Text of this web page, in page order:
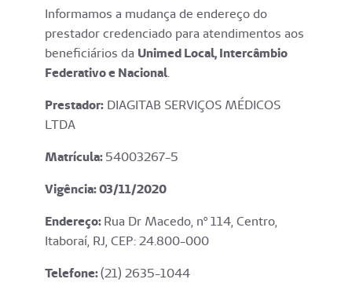
Informamos a mudança de endereço do
prestador credenciado para atendimentos aos
beneficiários da Unimed Local, Intercâmbio
Federativo e Nacional.
Prestador: DIAGITAB SERVIÇOS MÉDICOS
LTDA
Matrícula:54003267-5
Vigência: 03/11/2020
Endereço:Rua Dr Macedo, nº 114, Centro,
Itaboraí, RJ, CEP: 24.800-000
Telefone:(21) 2635-1044